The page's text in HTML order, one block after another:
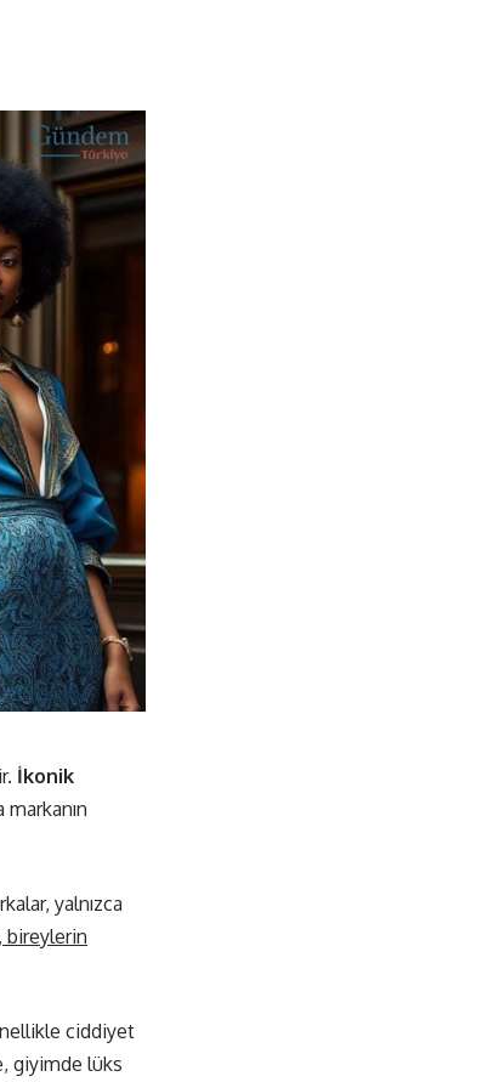
İkonik
yalnızca
bireylerin
ciddiyet
giyimde lüks